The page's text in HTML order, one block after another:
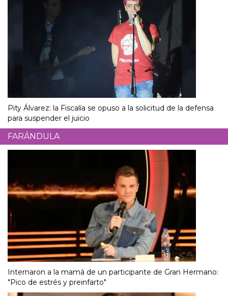
Pity Álvarez: la Fiscalía se opuso a la solicitud de la defensa
para suspender el juicio
FARÁNDULA
Internaron a la mamá de un participante de Gran Hermano:
"Pico de estrés y preinfarto"